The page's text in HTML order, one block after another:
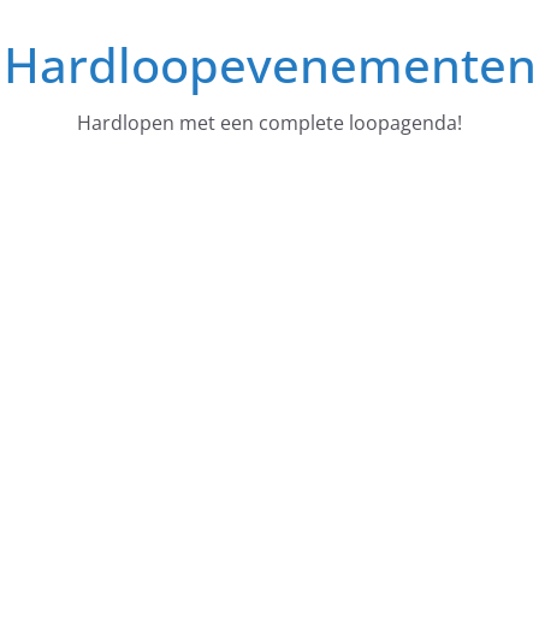
naar
deHardloopevenementen
Hardlopen met een complete loopagenda!